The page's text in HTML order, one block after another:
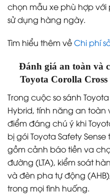
chọn mẫu xe phù hợp
sử dụng hàng ngày.
Tìm hiểu thêm vềChi phí
Đánh giá an toàn và
Toyota Corolla
Trong cuộc so sánh
Hybrid, tính năng an
điểm đáng chú ý khi
bị gói Toyota Safety
gồm cảnh báo tiền va
đường (LTA), kiểm soát
và đèn pha tự động
trong mọi tình huống.